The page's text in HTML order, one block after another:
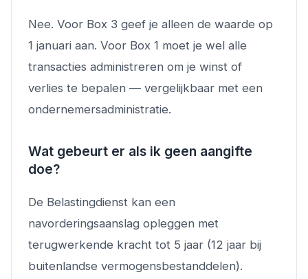
Nee. Voor Box 3 geef je alleen de waarde op
1 januari aan. Voor Box 1 moet je wel alle
transacties administreren om je winst of
verlies te bepalen — vergelijkbaar met een
ondernemersadministratie.
Wat gebeurt er als ik geen aangifte
doe?
De Belastingdienst kan een
navorderingsaanslag opleggen met
terugwerkende kracht tot 5 jaar (12 jaar bij
buitenlandse vermogensbestanddelen).